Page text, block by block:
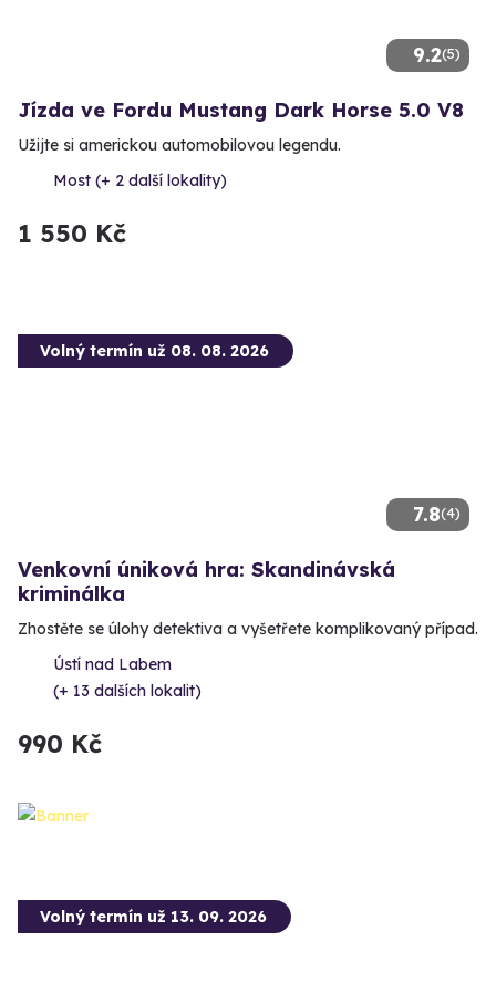
9.2(5)
Jízda ve Fordu Mustang Dark Horse 5.0 V8
Užijte si americkou automobilovou legendu.
Most (+ 2 další lokality)
1 550 Kč
7.8(4)
Volný termín už 08. 08. 2026
Venkovní úniková hra: Skandinávská
kriminálka
Zhostěte se úlohy detektiva a vyšetřete komplikovaný případ.
Ústí nad Labem
(+ 13 dalších lokalit)
990 Kč
Volný termín už 13. 09. 2026